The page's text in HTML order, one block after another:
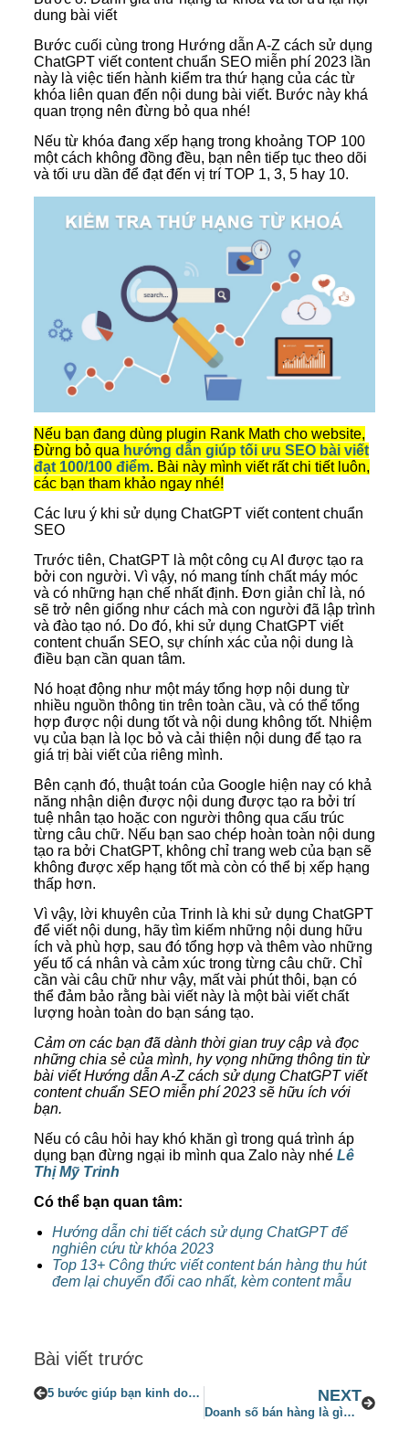
dung bài viết
Bước cuối cùng trong Hướng dẫn A-Z cách sử dụng
ChatGPT viết content chuẩn SEO miễn phí 2023 lần
này là việc tiến hành kiểm tra thứ hạng của các từ
khóa liên quan đến nội dung bài viết. Bước này khá
quan trọng nên đừng bỏ qua nhé!
Nếu từ khóa đang xếp hạng trong khoảng TOP 100
một cách không đồng đều, bạn nên tiếp tục theo dõi
và tối ưu dần để đạt đến vị trí TOP 1, 3, 5 hay 10.
Nếu bạn đang dùng plugin Rank Math cho website,
Đừng bỏ quahướng dẫn giúp tối ưu SEO bài viết
đạt 100/100 điểm.Bài này mình viết rất chi tiết luôn,
các bạn tham khảo ngay nhé!
Các lưu ý khi sử dụng ChatGPT viết content chuẩn
SEO
Trước tiên, ChatGPT là một công cụ AI được tạo ra
bởi con người. Vì vậy, nó mang tính chất máy móc
và có những hạn chế nhất định. Đơn giản chỉ là, nó
sẽ trở nên giống như cách mà con người đã lập trình
và đào tạo nó. Do đó, khi sử dụng ChatGPT viết
content chuẩn SEO, sự chính xác của nội dung là
điều bạn cần quan tâm.
Nó hoạt động như một máy tổng hợp nội dung từ
nhiều nguồn thông tin trên toàn cầu, và có thể tổng
hợp được nội dung tốt và nội dung không tốt. Nhiệm
vụ của bạn là lọc bỏ và cải thiện nội dung để tạo ra
giá trị bài viết của riêng mình.
Bên cạnh đó, thuật toán của Google hiện nay có khả
năng nhận diện được nội dung được tạo ra bởi trí
tuệ nhân tạo hoặc con người thông qua cấu trúc
từng câu chữ. Nếu bạn sao chép hoàn toàn nội dung
tạo ra bởi ChatGPT, không chỉ trang web của bạn sẽ
không được xếp hạng tốt mà còn có thể bị xếp hạng
thấp hơn.
Vì vậy, lời khuyên của Trinh là khi sử dụng ChatGPT
để viết nội dung, hãy tìm kiếm những nội dung hữu
ích và phù hợp, sau đó tổng hợp và thêm vào những
yếu tố cá nhân và cảm xúc trong từng câu chữ. Chỉ
cần vài câu chữ như vậy, mất vài phút thôi, bạn có
thể đảm bảo rằng bài viết này là một bài viết chất
lượng hoàn toàn do bạn sáng tạo.
Cảm ơn các bạn đã dành thời gian truy cập và đọc
những chia sẻ của mình, hy vọng những thông tin từ
bài viết Hướng dẫn A-Z cách sử dụng ChatGPT viết
content chuẩn SEO miễn phí 2023 sẽ hữu ích với
bạn.
Nếu có câu hỏi hay khó khăn gì trong quá trình áp
dụng bạn đừng ngại ib mình qua Zalo này nhé Lê
Thị Mỹ Trinh
Có thể bạn quan tâm:
Hướng dẫn chi tiết cách sử dụng ChatGPT để
nghiên cứu từ khóa 2023
Top 13+ Công thức viết content bán hàng thu hút
đem lại chuyển đổi cao nhất, kèm content mẫu
Bài viết trước
5 bước giúp bạn kinh doanh cây cảnh hiệu quả nhất hiện nay? NEXT
Doanh số bán hàng là gì? 5 cách gia tăng doanh số bán hàng